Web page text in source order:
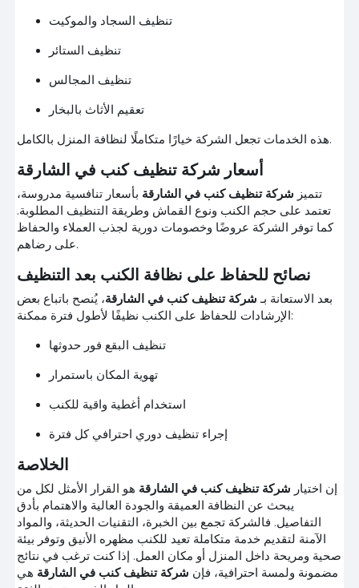
تنظيف السجاد والموكيت
تنظيف الستائر
تنظيف المجالس
تعقيم الأثاث بالبخار
هذه الخدمات تجعل الشركة خيارًا متكاملًا لنظافة المنزل بالكامل.
أسعار شركة تنظيف كنب في الشارقة
تتميز شركة تنظيف كنب في الشارقة بأسعار تنافسية مدروسة،
تعتمد على حجم الكنب ونوع القماش وطريقة التنظيف المطلوبة.
كما توفر الشركة عروضًا وخصومات دورية لجذب العملاء والحفاظ
على رضاهم.
نصائح للحفاظ على نظافة الكنب بعد التنظيف
بعد الاستعانة بـ شركة تنظيف كنب في الشارقة، يُنصح باتباع بعض
الإرشادات للحفاظ على الكنب نظيفًا لأطول فترة ممكنة:
تنظيف البقع فور حدوثها
تهوية المكان باستمرار
استخدام أغطية واقية للكنب
إجراء تنظيف دوري احترافي كل فترة
الخلاصة
إن اختيار شركة تنظيف كنب في الشارقة هو القرار الأمثل لكل من
يبحث عن النظافة العميقة والجودة العالية والاهتمام بأدق
التفاصيل. فالشركة تجمع بين الخبرة، التقنيات الحديثة، والمواد
الآمنة لتقديم خدمة متكاملة تعيد للكنب مظهره الأنيق وتوفر بيئة
صحية ومريحة داخل المنزل أو مكان العمل. إذا كنت ترغب في نتائج
مضمونة ولمسة احترافية، فإن شركة تنظيف كنب في الشارقة هي